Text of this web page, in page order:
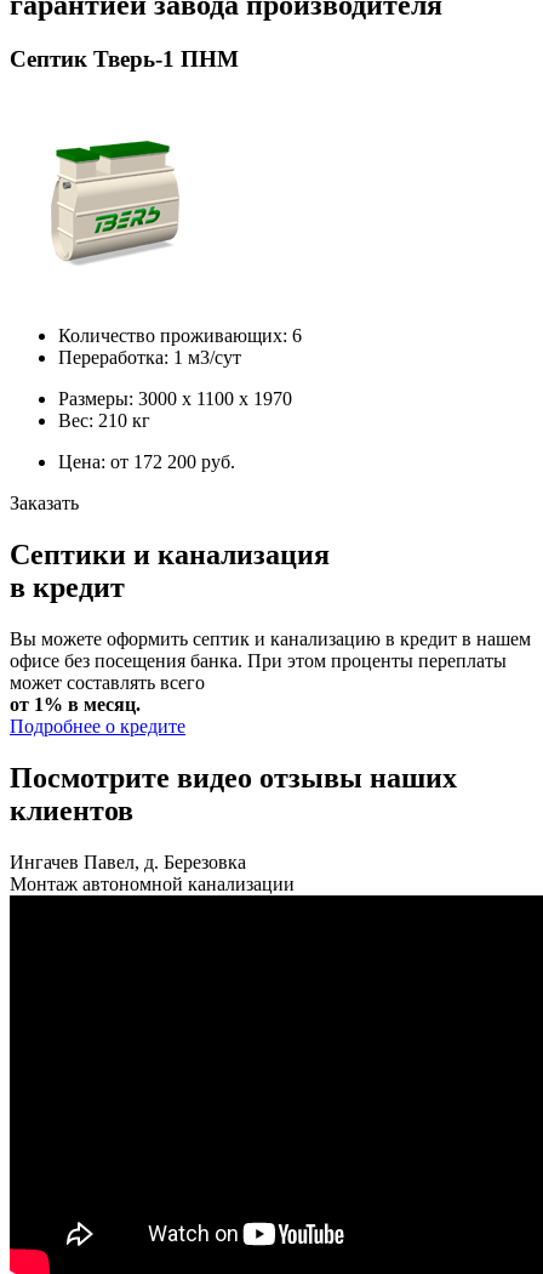
Септик Тверь-1 ПНМ
Количество проживающих: 6
Переработка: 1 м3/сут
Размеры: 3000 х 1100 х 1970
Вес: 210 кг
Цена: от 172 200 руб.
Заказать
Септики и канализация
в кредит
Вы можете оформить септик и канализацию в кредит в нашем
офисе без посещения банка. При этом проценты переплаты
может составлять всего
от 1% в месяц.
Подробнее о кредите
Посмотрите видео отзывы наших
клиентов
Ингачев Павел, д. Березовка
Монтаж автономной канализации